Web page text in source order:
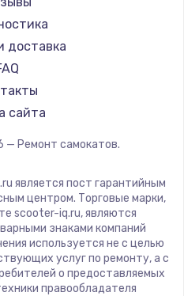
доставка
сайта
— Ремонт самокатов.
является пост гарантийным
центром. Торговые марки,
scooter-iq.ru, являются
знаками компаний
используется не с целью
услуг по ремонту, а с
о предоставляемых
правообладателя